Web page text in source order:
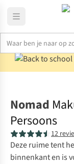
Nomad
Persoons
12
Deze ruime tent
binnenkant en is